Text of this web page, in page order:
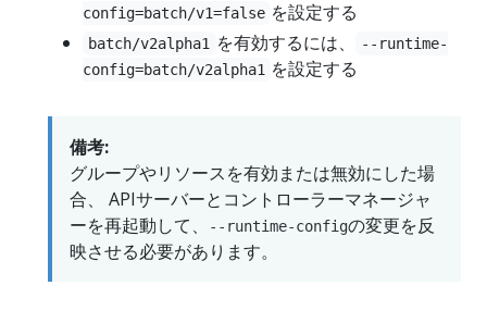
config=batch/v1=false を設定する
batch/v2alpha1 を有効するには、
--runtime-
config=batch/v2alpha1 を設定する
備考:
グループやリソースを有効または無効にした場
合、 APIサーバーとコントローラーマネージャ
ーを再起動して、
--runtime-configの変更を反
映させる必要があります。